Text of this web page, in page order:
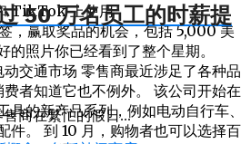
TikTok 上使用
赢取奖品的机会，包括 5,000 美
的照片你已经看到了整个星期。
交通市场 零售商最近涉足了各种品
者知道它也不例外。 该公司开始在
具的新产品系列，例如电动自行车、
件。 到 10 月，购物者也可以选择百
50 万名员工的时薪提
商在繁忙的假日...